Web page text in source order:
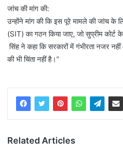
जांच की मांग की:
उन्होंने मांग की कि इस पूरे मामले की जांच के
(SIT) का गठन किया जाए, जो सुप्रीम कोर्ट
सिंह ने कहा कि सरकारों में गंभीरता नजर
की भी चिंता नहीं है।”
Related Articles